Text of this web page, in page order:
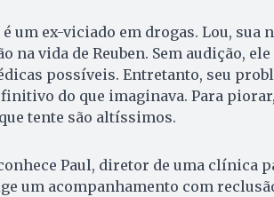
um ex-viciado em drogas. Lou, sua
na vida de Reuben. Sem audição,
possíveis. Entretanto, seu
do que imaginava. Para
tente são altíssimos.
Paul, diretor de uma clínica
um acompanhamento com